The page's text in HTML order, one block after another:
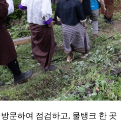
문하여 점검하고, 물탱크 한 곳